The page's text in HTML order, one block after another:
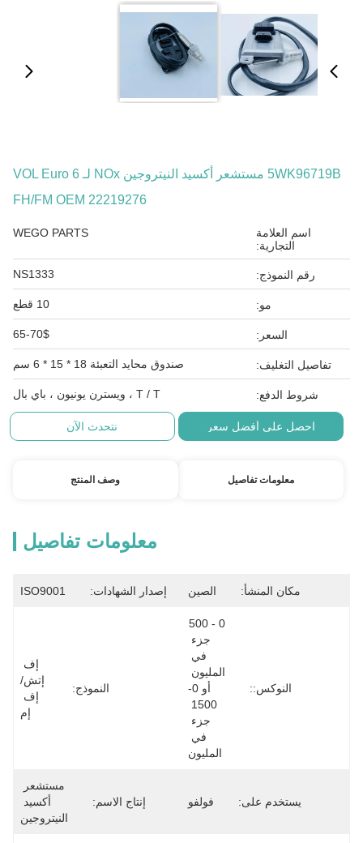
5WK96719B مستشعر أكسيد النيتروجين NOx لـ VOL Euro 6
FH/FM OEM 22219276
اسم العلامة
التجارية:
WEGO PARTS
رقم النموذج: NS1333
مو: 10 قطع
السعر: 65-70$
تفاصيل التغليف: صندوق محايد التعبئة 18 * 15 * 6 سم
شروط الدفع: T / T ، ويسترن يونيون ، باي بال
احصل على أفضل سعر نتحدث الآن
معلومات تفاصيل وصف المنتج
معلومات تفاصيل
مكان المنشأ: الصين إصدار الشهادات: ISO9001
النوكس::
أو 0-
المليون
النموذج:
إتش/
إم
يستخدم على: فولفو إنتاج الاسم:
النيتروجين